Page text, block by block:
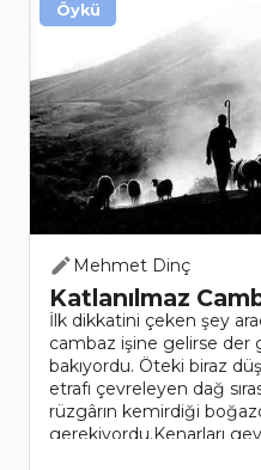
Mehmet Dinç
Katlanılmaz
İlk dikkatini çeken şey
cambaz işine gelirse der
bakıyordu. Öteki biraz
etrafı çevreleyen dağ
rüzgârın kemirdiği
gerekiyordu.Kenarları
Öykü